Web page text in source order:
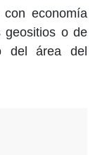
economía
geositios o de
del área del